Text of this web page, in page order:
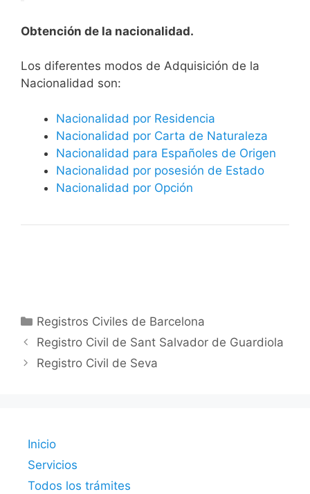
Obtención de la nacionalidad.
​​​Los diferentes modos de Adquisición de la
Nacionalidad son:
Nacionalidad por Residencia
Nacionalidad por Carta de Naturaleza
Nacionalidad para Españoles de Origen
Nacionalidad por posesión de Estado
Nacionalidad por Opción
Categorías
Registros Civiles de Barcelona
Registro Civil de Sant Salvador de Guardiola
Registro Civil de Seva
Inicio
Servicios
Todos los trámites